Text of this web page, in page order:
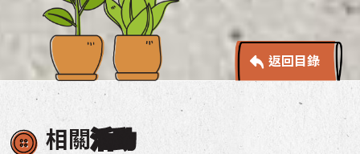
返回目錄
相關活動